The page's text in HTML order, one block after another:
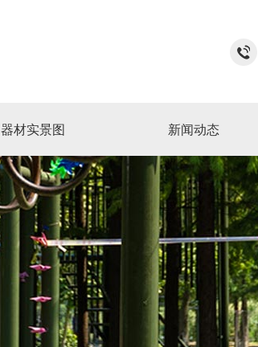
器材实景图 新闻动态